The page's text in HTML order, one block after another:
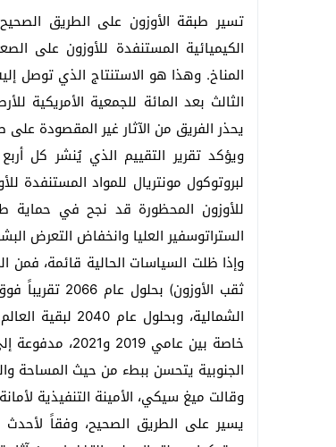
تسير طبقة الأوزون على الطريق
الكيميائية المستنفدة للأوزون على
المناخ. وهذا هو الاستنتاج الذي توصل
الثالث بعد المائة للجمعية الأمريكية
يحذر الفريق من الآثار غير المقصودة على
ويؤكد تقرير التقييم الذي يُنشر كل
للأوزون المحظورة قد نجح في حماية
الستراتوسفير العليا وانخفاض التعرض
الشمالية،
خاصة بين عامي
الجنوبية يتحسن ببطء من حيث المساحة
وقالت ميغ سيكي، الأمينة التنفيذية
يسير على الطريق الصحيح، وفقاً لأحدث